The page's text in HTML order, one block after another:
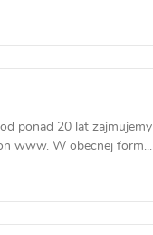
ponad 20 lat zajmujemy
www. W obecnej form...